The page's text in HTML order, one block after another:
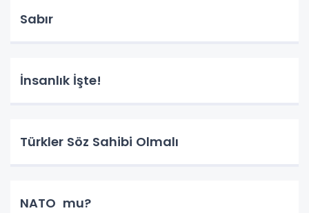
Sabır
İnsanlık İşte!
Türkler Söz Sahibi Olmalı
NATO mu?